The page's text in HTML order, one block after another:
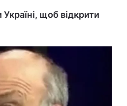
щоб відкрити